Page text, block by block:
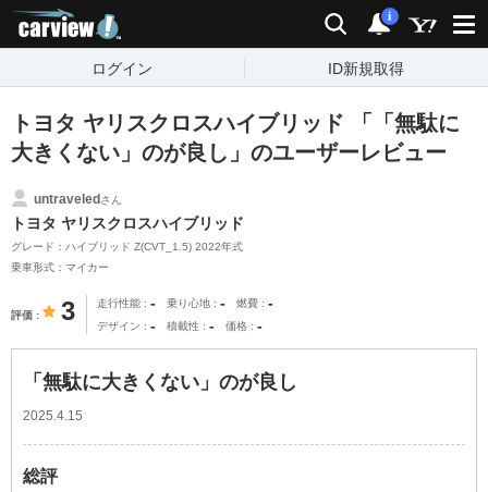
検索 通知
i
ログイン ID新規取得
トヨタ ヤリスクロスハイブリッド 「「無駄に
大きくない」のが良し」のユーザーレビュー
untraveledさん
トヨタ ヤリスクロスハイブリッド
グレード：ハイブリッド Z(CVT_1.5) 2022年式
乗車形式：マイカー
評価 3 走行性能 - 乗り心地 - 燃費 -
デザイン - 積載性 - 価格 -
「無駄に大きくない」のが良し
2025.4.15
総評